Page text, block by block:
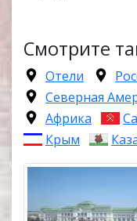
Смотрите
Отели
Северная
Африка
Крым